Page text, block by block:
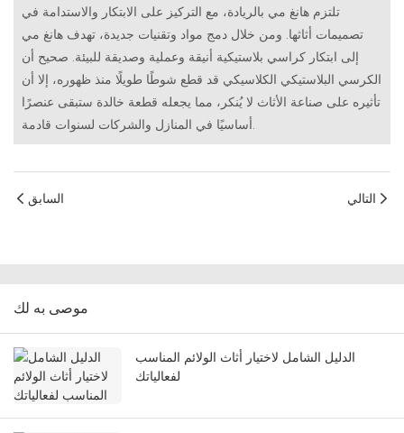
تلتزم هانغ مي بالريادة، مع التركيز على الابتكار والاستدامة في
تصميمات أثاثها. ومن خلال دمج مواد وتقنيات جديدة، تهدف هانغ مي
إلى ابتكار كراسي بلاستيكية أنيقة وعملية وصديقة للبيئة. صحيح أن
الكرسي البلاستيكي الكلاسيكي قد قطع شوطًا طويلًا منذ ظهوره، إلا أن
تأثيره على صناعة الأثاث لا يُنكر، مما يجعله قطعة خالدة ستبقى عنصرًا
السابق التالي
موصى به لك
الدليل الشامل لاختيار أثاث الولائم المناسب
لفعالياتك